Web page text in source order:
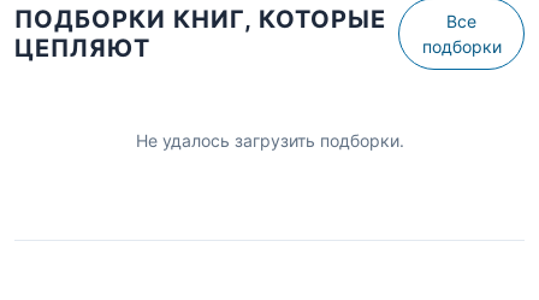
ПОДБОРКИ КНИГ, КОТОРЫЕ
ЦЕПЛЯЮТ
Все
подборки
Не удалось загрузить подборки.